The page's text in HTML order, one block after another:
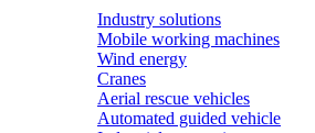
Industry solutions
Mobile working machines
Wind energy
Cranes
Aerial rescue vehicles
Automated guided vehicle